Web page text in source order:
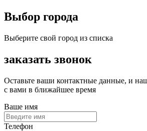
Выбор города
Выберите свой город из списка
заказать звонок
Оставьте ваши контактные данные, и
с вами в ближайшее время
Ваше имя
Телефон